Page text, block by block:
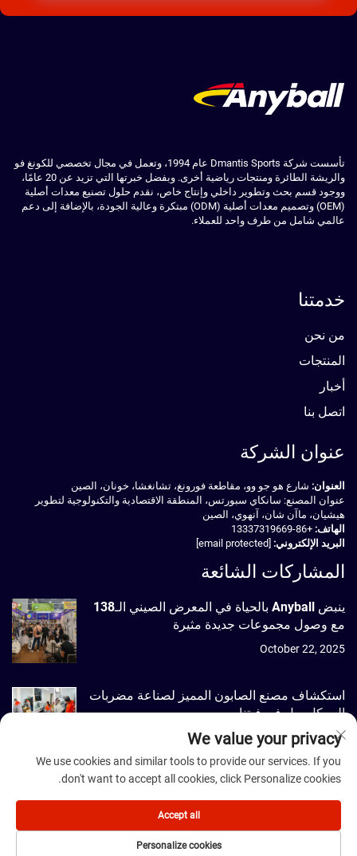
تأسست شركة Dmantis Sports عام 1994، وتعمل في مجال تخصصي للكونغ فو
والريشة الطائرة ومنتجات رياضية أخرى. وبفضل خبرتها التي تزيد عن 20 عامًا،
ووجود قسم بحث وتطوير داخلي وإنتاج خاص، نقدم حلول تصنيع معدات أصلية
(OEM) وتصميم معدات أصلية (ODM) مبتكرة وعالية الجودة، بالإضافة إلى دعم
عالمي شامل من طرف واحد للعملاء.
خدمتنا
من نحن
المنتجات
أخبار
اتصل بنا
عنوان الشركة
العنوان: شارع هو جو وو، مقاطعة فورونغ، تشانغشا، خونان، الصين
عنوان المصنع: سانكاي سبورتس، المنطقة الاقتصادية والتكنولوجية لتطوير
هيشيان، ماآن شان، آنهوي، الصين
الهاتف: +86-13337319669
البريد الإلكتروني:
المشاركات الشائعة
ينبض Anyball بالحياة في المعرض الصيني الـ138
مع وصول مجموعات جديدة مثيرة
October 22, 2025
استكشاف مصنع الصابون المميز لصناعة مضربات
الـ بيكل بول في فيتنام
September 22, 2025
حقوق النشر © 2026 شركة Dmantis Sports Goods المحدودة، بكين جميع
الحقوق محفوظة. -سياسة الخصوصية
We value your privacy
We use cookies and similar tools to provide our services. If you
don't want to accept all cookies, click Personalize cookies.
Personalize cookies
Accept all